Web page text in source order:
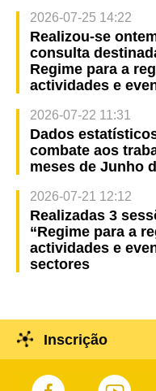
2026-07-25 14:22
Realizou-se
consulta
Regime para a
actividades e
2026-07-22 11:31
Dados
combate aos
meses de Junho
2026-07-21 12:12
Realizadas 3
“Regime para a
actividades e
sectores
Inscrição